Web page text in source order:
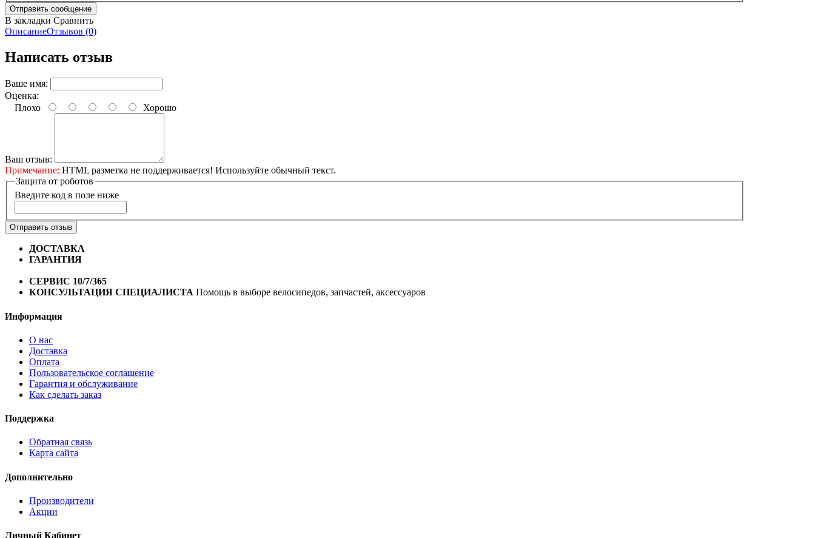
В закладки Сравнить
ОписаниеОтзывов (0)
Написать отзыв
Ваше имя:
Оценка:
Плохо
Хорошо
Ваш отзыв:
Примечание: HTML разметка не поддерживается! Используйте обычный текст.
Защита от роботов
Введите код в поле ниже
Отправить отзыв
ДОСТАВКА
ГАРАНТИЯ
СЕРВИС 10/7/365
КОНСУЛЬТАЦИЯ СПЕЦИАЛИСТА Помощь в выборе велосипедов, запчастей, аксессуаров
Информация
О нас
Доставка
Оплата
Пользовательское соглашение
Гарантия и обслуживание
Как сделать заказ
Поддержка
Обратная связь
Карта сайта
Дополнительно
Производители
Акции
Личный Кабинет